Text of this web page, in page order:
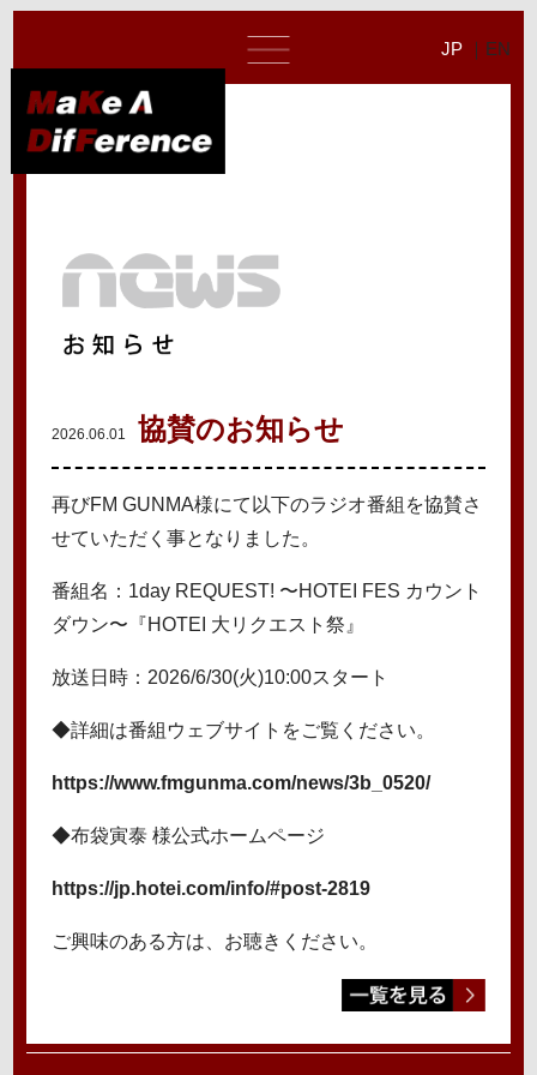
JP EN
2026.06.01 協賛のお知らせ
再びFM GUNMA様にて以下のラジオ番組を協賛さ
せていただく事となりました。
番組名：1day REQUEST! 〜HOTEI FES カウント
ダウン〜『HOTEI 大リクエスト祭』
放送日時：2026/6/30(火)10:00スタート
◆詳細は番組ウェブサイトをご覧ください。
https://www.fmgunma.com/news/3b_0520/
◆布袋寅泰 様公式ホームページ
https://jp.hotei.com/info/#post-2819
ご興味のある方は、お聴きください。